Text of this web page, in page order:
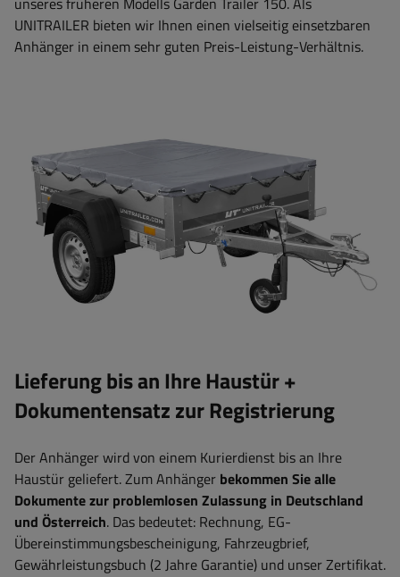
UNITRAILER bieten wir Ihnen einen vielseitig einsetzbaren
Anhänger in einem sehr guten Preis-Leistung-Verhältnis.
Lieferung bis an Ihre Haustür +
Dokumentensatz zur Registrierung
Der Anhänger wird von einem Kurierdienst bis an Ihre
Haustür geliefert. Zum Anhänger bekommen Sie alle
Dokumente zur problemlosen Zulassung in Deutschland
und Österreich. Das bedeutet: Rechnung, EG-
Übereinstimmungsbescheinigung, Fahrzeugbrief,
Gewährleistungsbuch (2 Jahre Garantie) und unser Zertifikat.